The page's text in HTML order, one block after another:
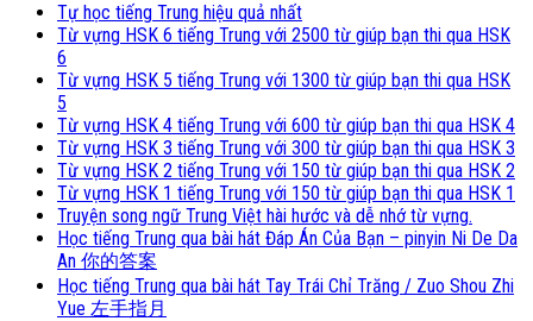
Tự học tiếng Trung hiệu quả nhất
Từ vựng HSK 6 tiếng Trung với 2500 từ giúp bạn thi qua HSK
6
Từ vựng HSK 5 tiếng Trung với 1300 từ giúp bạn thi qua HSK
5
Từ vựng HSK 4 tiếng Trung với 600 từ giúp bạn thi qua HSK 4
Từ vựng HSK 3 tiếng Trung với 300 từ giúp bạn thi qua HSK 3
Từ vựng HSK 2 tiếng Trung với 150 từ giúp bạn thi qua HSK 2
Từ vựng HSK 1 tiếng Trung với 150 từ giúp bạn thi qua HSK 1
Truyện song ngữ Trung Việt hài hước và dễ nhớ từ vựng.
Học tiếng Trung qua bài hát Đáp Án Của Bạn – pinyin Ni De Da
An 你的答案
Học tiếng Trung qua bài hát Tay Trái Chỉ Trăng / Zuo Shou Zhi
Yue 左手指月